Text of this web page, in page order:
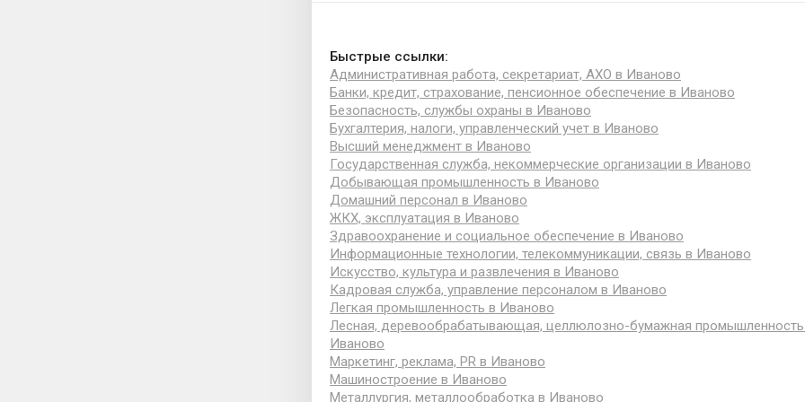
Быстрые ссылки:
Административная работа, секретариат, АХО в Иваново
Банки, кредит, страхование, пенсионное обеспечение в Иваново
Безопасность, службы охраны в Иваново
Бухгалтерия, налоги, управленческий учет в Иваново
Высший менеджмент в Иваново
Государственная служба, некоммерческие организации в Иваново
Добывающая промышленность в Иваново
Домашний персонал в Иваново
ЖКХ, эксплуатация в Иваново
Здравоохранение и социальное обеспечение в Иваново
Информационные технологии, телекоммуникации, связь в Иваново
Искусство, культура и развлечения в Иваново
Кадровая служба, управление персоналом в Иваново
Легкая промышленность в Иваново
Лесная, деревообрабатывающая, целлюлозно-бумажная
Иваново
Маркетинг, реклама, PR в Иваново
Машиностроение в Иваново
Металлургия, металлообработка в Иваново